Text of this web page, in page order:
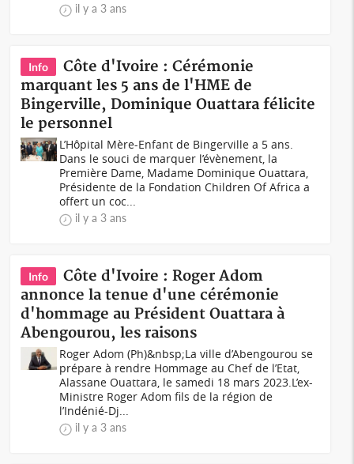
il y a 3 ans
Info
Côte d'Ivoire : Cérémonie
marquant les 5 ans de l'HME de
Bingerville, Dominique Ouattara félicite
le personnel
L’Hôpital Mère-Enfant de Bingerville a 5 ans.
Dans le souci de marquer l’évènement, la
Première Dame, Madame Dominique Ouattara,
Présidente de la Fondation Children Of Africa a
offert un coc...
il y a 3 ans
Info
Côte d'Ivoire : Roger Adom
annonce la tenue d'une cérémonie
d'hommage au Président Ouattara à
Abengourou, les raisons
Roger Adom (Ph)&nbsp;La ville d’Abengourou se
prépare à rendre Hommage au Chef de l’Etat,
Alassane Ouattara, le samedi 18 mars 2023.L’ex-
Ministre Roger Adom fils de la région de
l’Indénié-Dj...
il y a 3 ans